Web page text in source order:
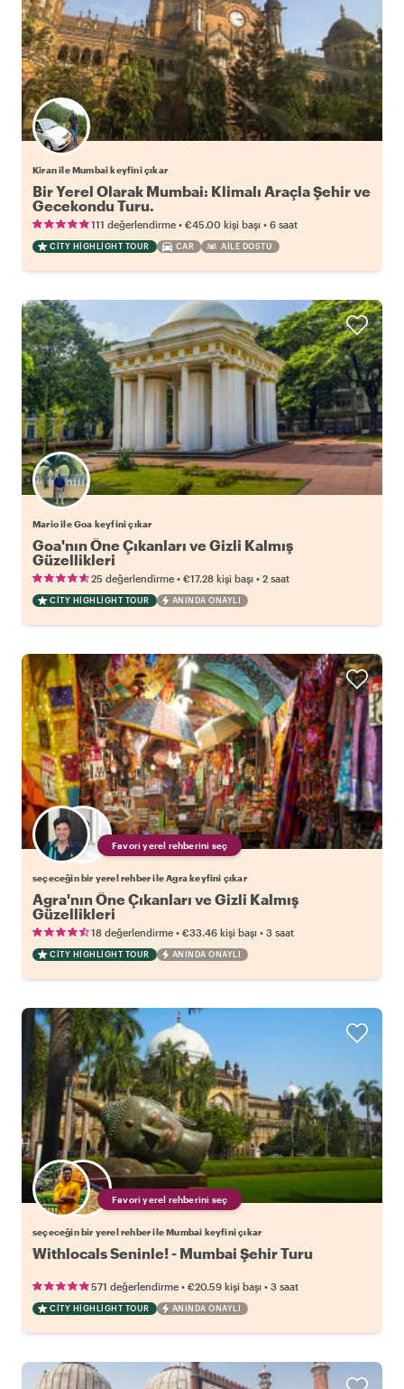
Kiran ile Mumbai keyfini çıkar
Bir Yerel Olarak Mumbai: Klimalı Araçla Şehir ve
Gecekondu Turu.
111 değerlendirme • €45.00 kişi başı • 6 saat
CITY HIGHLIGHT TOUR CAR AILE DOSTU
Mario ile Goa keyfini çıkar
Goa'nın Öne Çıkanları ve Gizli Kalmış
Güzellikleri
25 değerlendirme • €17.28 kişi başı • 2 saat
CITY HIGHLIGHT TOUR ANINDA ONAYLI
Favori yerel rehberini seç
seçeceğin bir yerel rehber ile Agra keyfini çıkar
Agra'nın Öne Çıkanları ve Gizli Kalmış
Güzellikleri
18 değerlendirme • €33.46 kişi başı • 3 saat
CITY HIGHLIGHT TOUR ANINDA ONAYLI
Favori yerel rehberini seç
seçeceğin bir yerel rehber ile Mumbai keyfini çıkar
Withlocals Seninle! - Mumbai Şehir Turu
571 değerlendirme • €20.59 kişi başı • 3 saat
CITY HIGHLIGHT TOUR ANINDA ONAYLI